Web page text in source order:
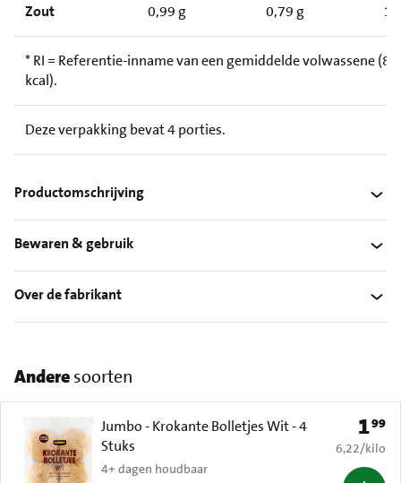
Zout 0,99 g 0,79 g
* RI = Referentie-inname van een gemiddelde volwassene
kcal).
Deze verpakking bevat 4 porties.
Productomschrijving
Bewaren & gebruik
Over de fabrikant
Anderesoorten
Jumbo - Krokante Bolletjes Wit - 4
Stuks
4+ dagen houdbaar
Prijs:
199
€ 6,22 per
6,22/kilo